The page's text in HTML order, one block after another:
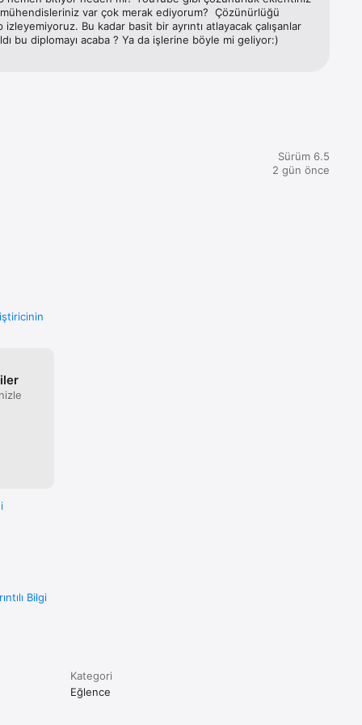
Who
İlk ve
gibi
üyelik
mühendisleriniz var çok merak ediyorum?  Çözünürlüğü
Bu kadar basit bir ayrıntı atlayacak çalışanlar
bu diplomayı acaba ? Ya da işlerine böyle mi geliyor:)
Sürüm 6.5
2 gün önce
Bilgi
Kategori
Eğlence